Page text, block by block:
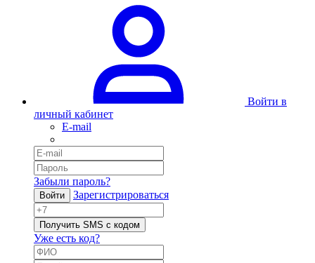
Войти в
личный кабинет
E-mail
Забыли пароль?
Войти Зарегистрироваться
Получить SMS с кодом
Уже есть код?